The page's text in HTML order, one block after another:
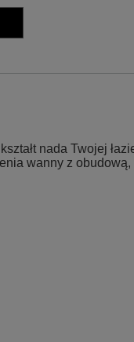
nada Twojej
wanny z